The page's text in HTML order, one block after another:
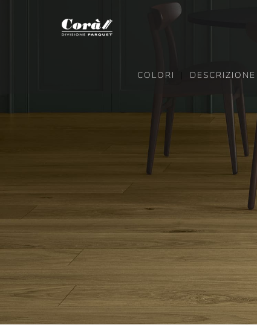
COLORI DESCRIZIONE